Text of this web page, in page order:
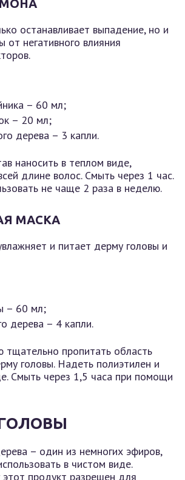
останавливает выпадение, но и
негативного влияния
– 60 мл;
– 20 мл;
дерева – 3 капли.
наносить в теплом виде,
длине волос. Смыть через 1 час.
не чаще 2 раза в неделю.
МАСКА
и питает дерму головы и
– 60 мл;
дерева – 4 капли.
тщательно пропитать область
головы. Надеть полиэтилен и
Смыть через 1,5 часа при помощи
– один из немногих эфиров,
в чистом виде.
этот продукт разрешен для